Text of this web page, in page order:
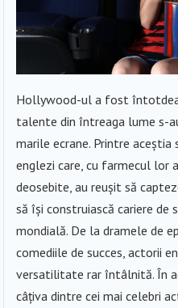
Hollywood-ul a fost
talente din întreaga lume s-
marile ecrane. Printre aceștia
englezi care, cu farmecul lor
deosebite, au reușit să
să își construiască cariere de
mondială. De la dramele de
comediile de succes, actorii
versatilitate rar întâlnită. În
câțiva dintre cei mai celebri